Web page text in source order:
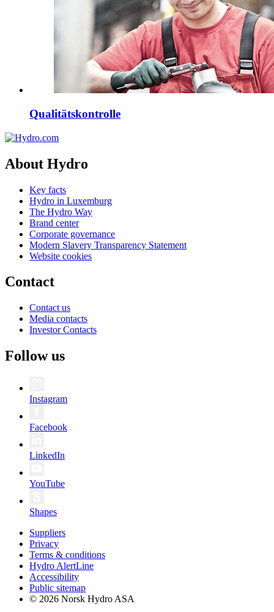
Qualitätskontrolle
About Hydro
Key facts
Hydro in Luxemburg
The Hydro Way
Brand center
Corporate governance
Modern Slavery Transparency Statement
Website cookies
Contact
Contact us
Media contacts
Investor Contacts
Follow us
Instagram
Facebook
LinkedIn
YouTube
Shapes
Suppliers
Privacy
Terms & conditions
Hydro AlertLine
Accessibility
Public sitemap
© 2026 Norsk Hydro ASA